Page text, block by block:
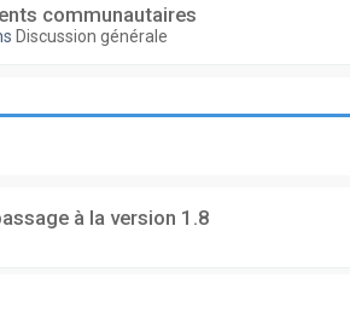
communautaires
Discussion générale
à la version 1.8